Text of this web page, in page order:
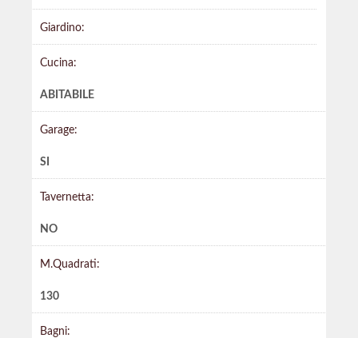
Giardino:
Cucina:
ABITABILE
Garage:
SI
Tavernetta:
NO
M.Quadrati:
130
Bagni: